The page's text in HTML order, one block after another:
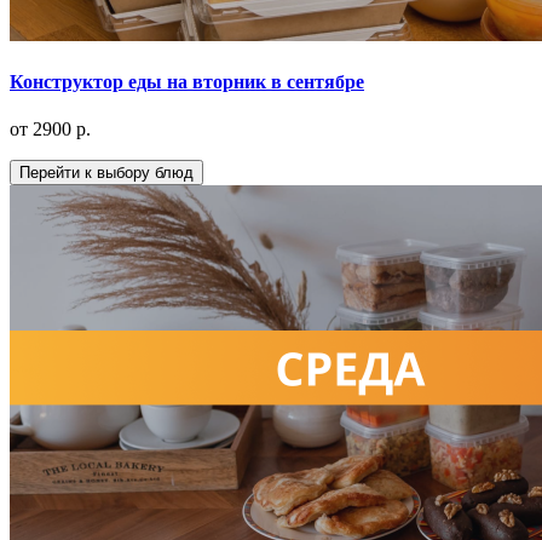
Конструктор еды на вторник в сентябре
от 2900 р.
Перейти к выбору блюд